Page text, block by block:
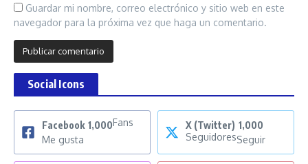
Guardar mi nombre, correo electrónico y sitio web en este
navegador para la próxima vez que haga un comentario.
Social Icons
Facebook 1,000Fans
Me gusta
X (Twitter) 1,000
SeguidoresSeguir